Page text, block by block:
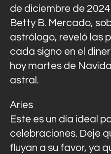
de diciembre de 2024
Betty B. Mercado,
astrólogo, reveló las
cada signo en el
hoy martes de
astral.
Aries
Este es un día ideal
celebraciones. Deje
fluyan a su favor, ya